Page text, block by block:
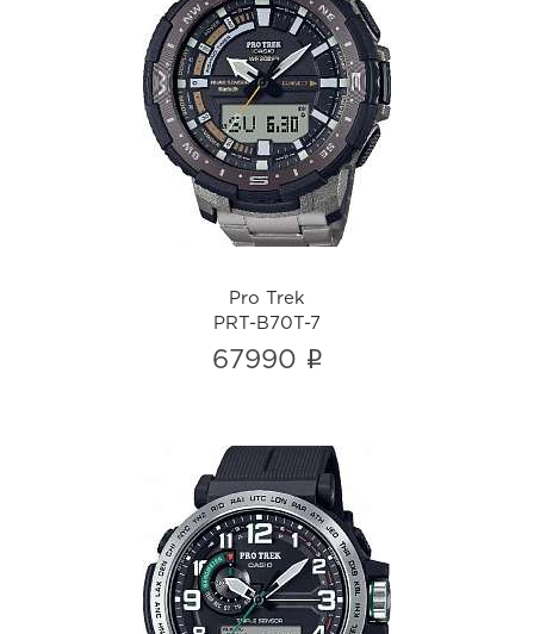
Pro Trek
PRT-B70T-7
i
Pro Trek
PRT-B70T-7
67990 i
Pro Trek
PRG-601-1